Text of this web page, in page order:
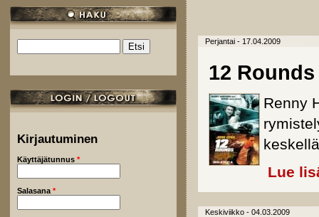
Hakulomake
Kirjautuminen
Käyttäjätunnus *
Salasana *
Perjantai - 17.04.2009
12 Rounds
Renny
Lue
Keskiviikko - 04.03.2009